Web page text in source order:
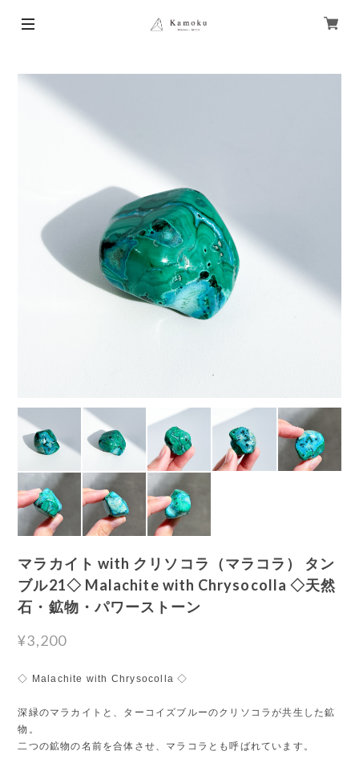
マラカイト with クリソコラ（マラコラ） タン
ブル21◇ Malachite with Chrysocolla ◇天然
石・鉱物・パワーストーン
¥3,200
◇ Malachite with Chrysocolla ◇
深緑のマラカイトと、ターコイズブルーのクリソコラが共生した鉱
物。
二つの鉱物の名前を合体させ、マラコラとも呼ばれています。